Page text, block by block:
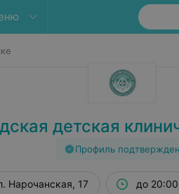
детская
Профиль подтвержден
Нарочанская, 17 до 20:00